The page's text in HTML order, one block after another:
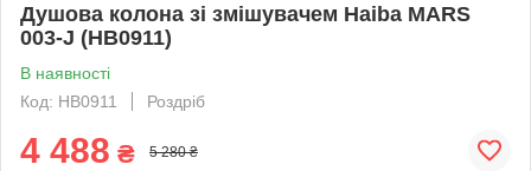
Душова колона зі змішувачем Haiba MARS
003-J (HB0911)
В наявності
Код: HB0911
Роздріб
4 488 ₴ 5 280 ₴